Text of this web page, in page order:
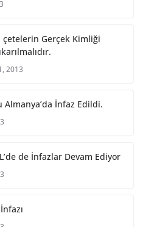
çetelerin Gerçek Kimliği
2013
Almanya’da İnfaz Edildi.
de İnfazlar Devam Ediyor